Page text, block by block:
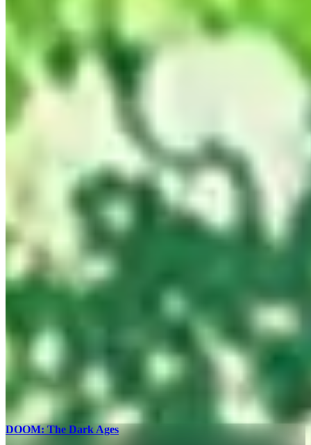
อัปเดต
DOOM: The Dark Ages